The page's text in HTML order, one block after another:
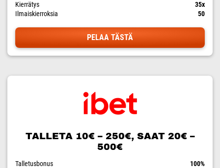
Kierrätys
35x
Ilmaiskierroksia
50
PELAA TÄSTÄ
TALLETA 10€ – 250€, SAAT 20€ –
500€
Talletusbonus
100%